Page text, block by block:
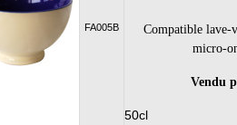
FA005B
Compatible lave-
micro-
Vendu
50cl